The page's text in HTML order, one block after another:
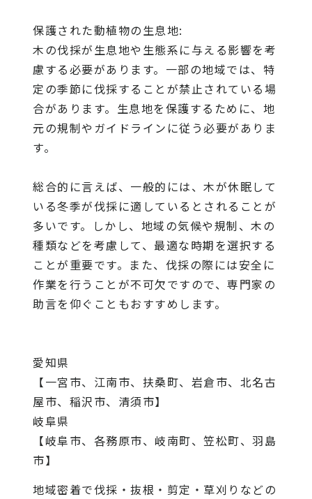
保護された動植物の生息地:
木の伐採が生息地や生態系に与える影響を考
慮する必要があります。一部の地域では、特
定の季節に伐採することが禁止されている場
合があります。生息地を保護するために、地
元の規制やガイドラインに従う必要がありま
す。
総合的に言えば、一般的には、木が休眠して
いる冬季が伐採に適しているとされることが
多いです。しかし、地域の気候や規制、木の
種類などを考慮して、最適な時期を選択する
ことが重要です。また、伐採の際には安全に
作業を行うことが不可欠ですので、専門家の
助言を仰ぐこともおすすめします。
愛知県
【一宮市、江南市、扶桑町、岩倉市、北名古
屋市、稲沢市、清須市】
岐阜県
【岐阜市、各務原市、岐南町、笠松町、羽島
市】
地域密着で伐採・抜根・剪定・草刈りなどの